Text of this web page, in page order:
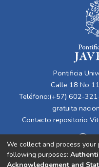
Pontificia
Calle 18 No
Teléfono:(+57) 602-
gratuita
Contacto repositorio
We collect and process
following purposes:
Acknowledgement and